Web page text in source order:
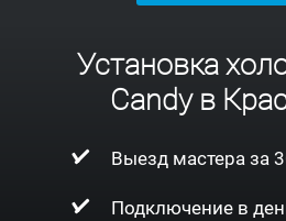
Установка
Candy в
Выезд мастера за
Подключение в